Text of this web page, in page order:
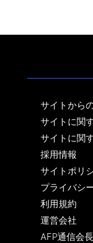
サイトから
サイトに関
サイトに関
採用情報
サイトポリ
プライバシ
利用規約
運営会社
AFP通信会